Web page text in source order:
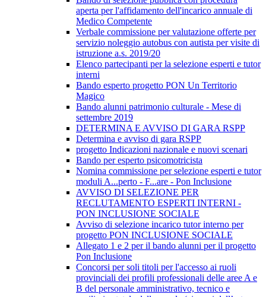
aperta per l'affidamento dell'incarico annuale di
Medico Competente
Verbale commissione per valutazione offerte per
servizio noleggio autobus con autista per visite di
istruzione a.s. 2019/20
Elenco partecipanti per la selezione esperti e tutor
interni
Bando esperto progetto PON Un Territorio
Magico
Bando alunni patrimonio culturale - Mese di
settembre 2019
DETERMINA E AVVISO DI GARA RSPP
Determina e avviso di gara RSPP
progetto Indicazioni nazionale e nuovi scenari
Bando per esperto psicomotricista
Nomina commissione per selezione esperti e tutor
moduli A...perto - F...are - Pon Inclusione
AVVISO DI SELEZIONE PER
RECLUTAMENTO ESPERTI INTERNI -
PON INCLUSIONE SOCIALE
Avviso di selezione incarico tutor interno per
progetto PON INCLUSIONE SOCIALE
Allegato 1 e 2 per il bando alunni per il progetto
Pon Inclusione
Concorsi per soli titoli per l'accesso ai ruoli
provinciali dei profili professionali delle aree A e
B del personale amministrativo, tecnico e